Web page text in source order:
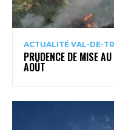
ACTUALITÉ VAL-DE-
PRUDENCE DE MISE
AOÛT